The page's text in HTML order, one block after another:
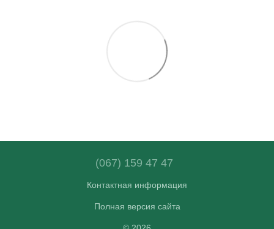
(067) 159 47 47
Контактная информация
Полная версия сайта